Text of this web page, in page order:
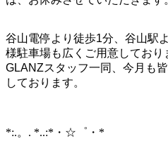
谷山電停より徒歩1分、谷山駅
様駐車場も広くご用意しており
GLANZスタッフ一同、今月も
しております。
*:.。. *..:*・☆゜・*